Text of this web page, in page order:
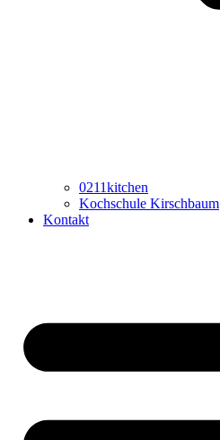
0211kitchen
Kochschule Kirschbaum
Kontakt